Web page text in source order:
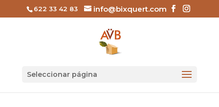
622 33 42 83 info@bixquert.com
Seleccionar página